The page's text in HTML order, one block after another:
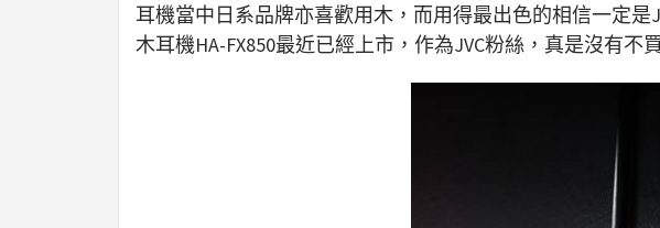
耳機當中日系品牌亦喜歡用木，而用得最出色的相信一定
木耳機HA-FX850最近已經上市，作為JVC粉絲，真是沒有不